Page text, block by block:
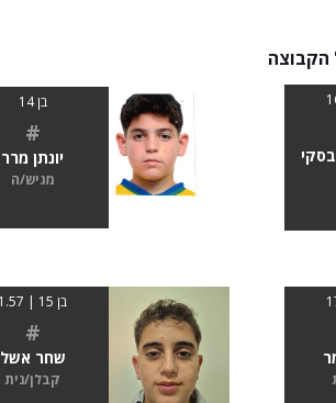
הקבוצה
בן 14
#
יונתן מרר
מגיש/ה
בן 15 | 1.57
#
שחר אשל
קבלן/נית